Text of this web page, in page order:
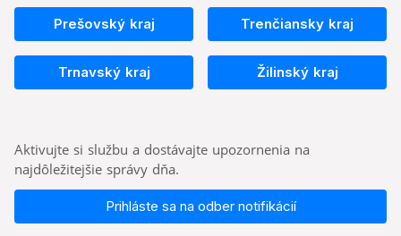
Prešovský kraj Trenčiansky kraj
Trnavský kraj Žilinský kraj
Aktivujte si službu a dostávajte upozornenia na
najdôležitejšie správy dňa.
Prihláste sa na odber notifikácií